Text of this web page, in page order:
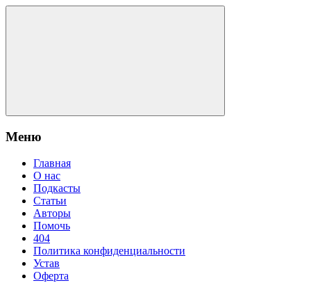
Меню
Главная
О нас
Подкасты
Статьи
Авторы
Помочь
404
Политика конфиденциальности
Устав
Оферта